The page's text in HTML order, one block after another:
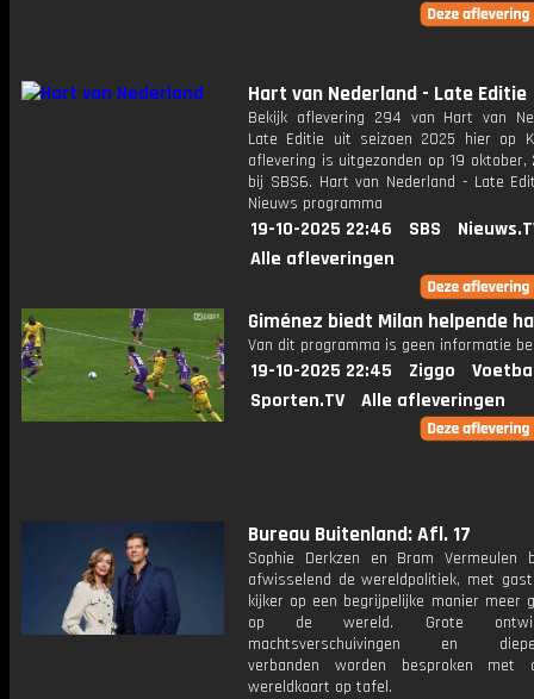
Hart van Nederland - Late Editie
Bekijk aflevering 294 van Hart van
Late Editie uit seizoen 2025 hier op
aflevering is uitgezonden op 19 oktober,
bij SBS6. Hart van Nederland - Late
Nieuws programma
19-10-2025 22:46 SBS
Alle afleveringen
Giménez biedt Milan helpende
Van dit programma is geen informatie
19-10-2025 22:45 Ziggo
Sporten.TV
Alle afleveringen
Bureau Buitenland: Afl. 17
Sophie Derkzen en Bram Vermeulen
afwisselend de wereldpolitiek, met
kijker op een begrijpelijke manier meer
op de wereld. Grote
machtsverschuivingen en
verbanden worden besproken met
wereldkaart op tafel.